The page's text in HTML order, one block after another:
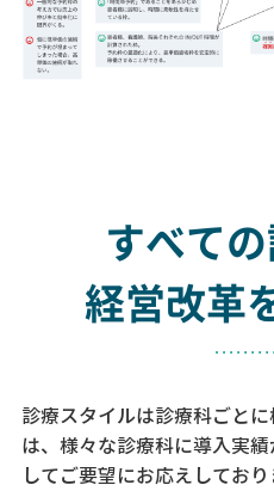
すべて
経営改革
診療スタイルは診療科ごと
は、様々な診療科に導入実績
してご要望にお応えしており